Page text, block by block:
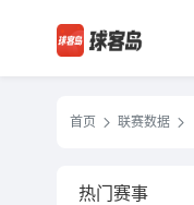
首页 联赛数据
热门赛事